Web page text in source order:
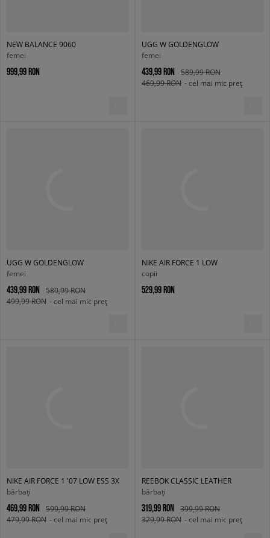
NEW BALANCE 9060
femei
999,99 RON
UGG W GOLDENGLOW
femei
439,99 RON
589,99 RON
469,99 RON - cel mai mic preț
UGG W GOLDENGLOW
femei
439,99 RON
589,99 RON
499,99 RON - cel mai mic preț
NIKE AIR FORCE 1 LOW
copii
529,99 RON
NIKE AIR FORCE 1 '07 LOW ESS 3X
bărbați
469,99 RON
599,99 RON
479,99 RON - cel mai mic preț
REEBOK CLASSIC LEATHER
bărbați
319,99 RON
399,99 RON
329,99 RON - cel mai mic preț